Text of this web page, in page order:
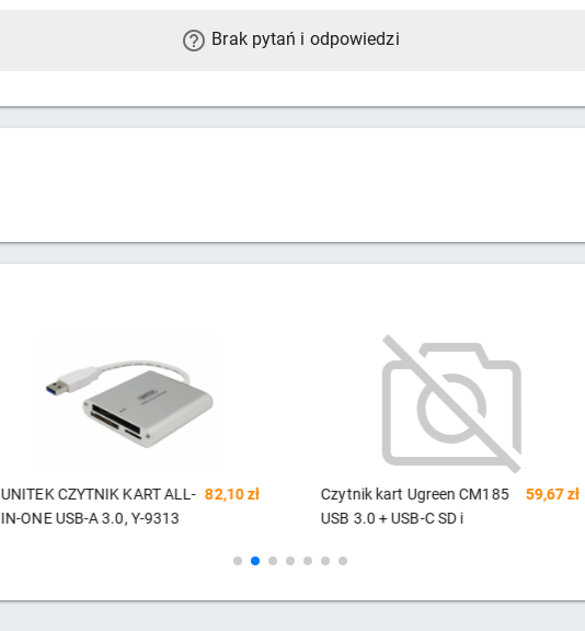
Brak pytań i odpowiedzi
Czytnik kart Ugreen CM185
USB 3.0 + USB-C SD i
59,67 zł
Czytnik kart 5-portowy USB
3.0 SuperSpeed, All-in-one,
98,30 zł